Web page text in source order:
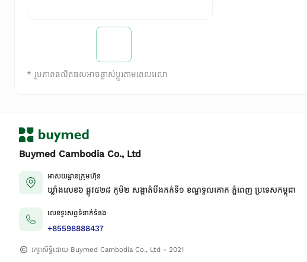
* រូបភាពផលិតផលអាចផ្លាស់ប្តូរតាមពេលវេលា
Buymed Cambodia Co., Ltd
អាសយដ្ឋានក្រុមហ៊ុន
ឃ្លាំងលេខ៦ ផ្លូវ៥២៨ ភូមិ២ សង្កាត់់បឹងកក់ទី១ ខណ្ឌទួលគោក ភ្នំពេញ ប្រទេសកម្ពុជា
លេខទូរសព្ទទំនាក់ទំនង
+85598888437
រក្សាសិទ្ធិដោយ Buymed Cambodia Co., Ltd - 2021